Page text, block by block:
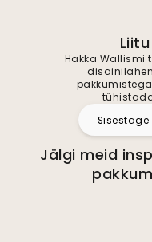
Hakka Wallismi
Jälgi meid